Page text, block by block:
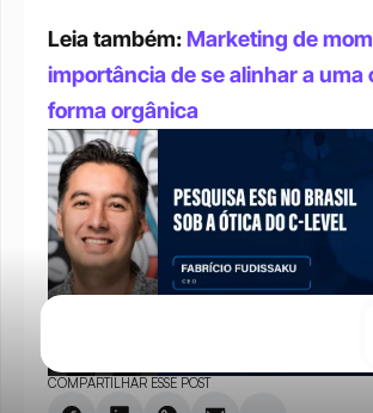
Leia também: Marketing de
importância de se alinhar a uma
forma orgânica
COMPARTILHAR ESSE POST